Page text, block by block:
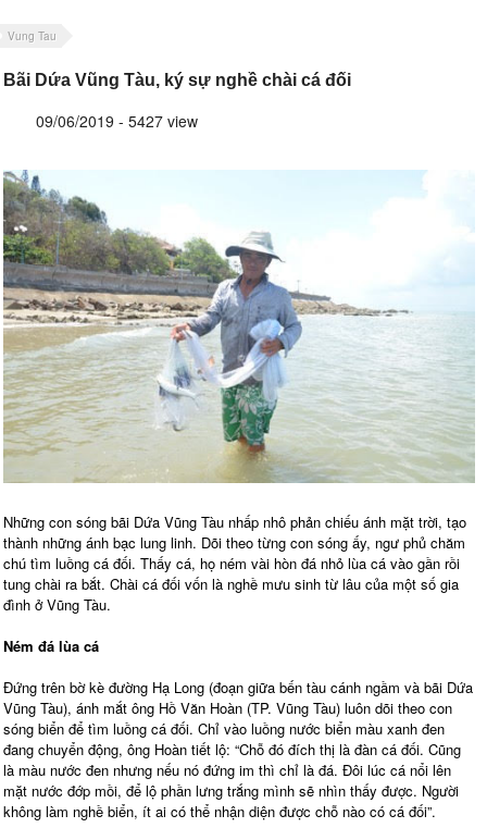
Vung Tau
Bãi Dứa Vũng Tàu, ký sự nghề chài cá đối
09/06/2019 - 5427 view
Những con sóng bãi Dứa Vũng Tàu nhấp nhô phản chiếu ánh mặt trời, tạo
thành những ánh bạc lung linh. Dõi theo từng con sóng ấy, ngư phủ chăm
chú tìm luồng cá đối. Thấy cá, họ ném vài hòn đá nhỏ lùa cá vào gần rồi
tung chài ra bắt. Chài cá đối vốn là nghề mưu sinh từ lâu của một số gia
đình ở Vũng Tàu.
Ném đá lùa cá
Đứng trên bờ kè đường Hạ Long (đoạn giữa bến tàu cánh ngầm và bãi Dứa
Vũng Tàu), ánh mắt ông Hồ Văn Hoàn (TP. Vũng Tàu) luôn dõi theo con
sóng biển để tìm luồng cá đối. Chỉ vào luồng nước biển màu xanh đen
đang chuyển động, ông Hoàn tiết lộ: “Chỗ đó đích thị là đàn cá đối. Cũng
là màu nước đen nhưng nếu nó đứng im thì chỉ là đá. Đôi lúc cá nổi lên
mặt nước đớp mồi, để lộ phần lưng trắng mình sẽ nhìn thấy được. Người
không làm nghề biển, ít ai có thể nhận diện được chỗ nào có cá đối”.